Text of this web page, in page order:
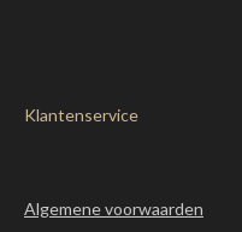
Klantenservice
Algemene voorwaarden